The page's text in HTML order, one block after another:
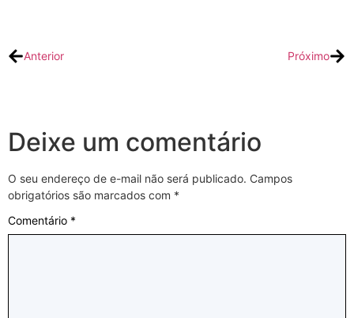
Anterior Próximo
Deixe um comentário
O seu endereço de e-mail não será publicado. Campos
obrigatórios são marcados com *
Comentário *